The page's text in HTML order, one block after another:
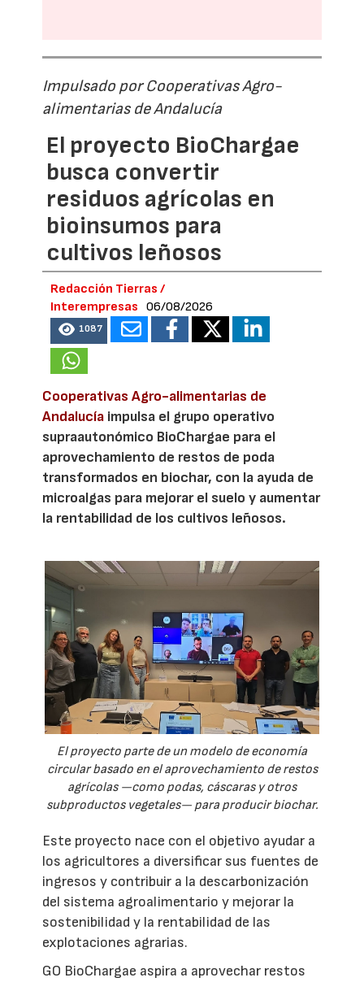
Impulsado por Cooperativas Agro-
alimentarias de Andalucía
El proyecto BioChargae
busca convertir
residuos agrícolas en
bioinsumos para
cultivos leñosos
Redacción Tierras /
Interempresas
06/08/2026
1087
Cooperativas Agro-alimentarias de
Andalucía impulsa el grupo operativo
supraautonómico BioChargae para el
aprovechamiento de restos de poda
transformados en biochar, con la ayuda de
microalgas para mejorar el suelo y aumentar
la rentabilidad de los cultivos leñosos.
El proyecto parte de un modelo de economía
circular basado en el aprovechamiento de restos
agrícolas —como podas, cáscaras y otros
subproductos vegetales— para producir biochar.
Este proyecto nace con el objetivo ayudar a
los agricultores a diversificar sus fuentes de
ingresos y contribuir a la descarbonización
del sistema agroalimentario y mejorar la
sostenibilidad y la rentabilidad de las
explotaciones agrarias.
GO BioChargae aspira a aprovechar restos